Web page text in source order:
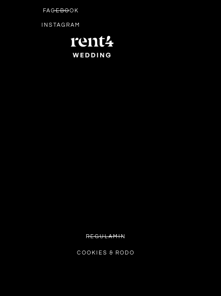
FACEBOOK
INSTAGRAM
REGULAMIN
COOKIES & RODO